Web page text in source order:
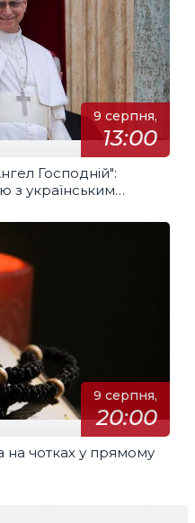
9 серпня,
13:00
Господній":
з українським
9 серпня,
20:00
на чотках у прямому